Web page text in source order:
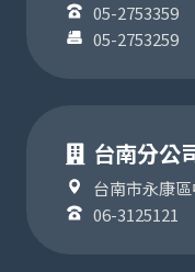
05-2753359
05-2753259
台南分公
台南市永康
06-3125121